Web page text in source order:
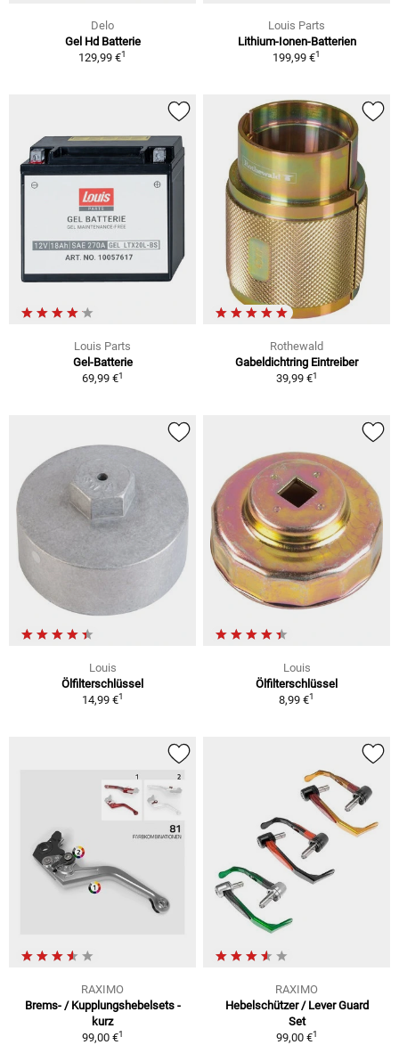
Delo
Gel Hd Batterie
129,99 €1
Louis Parts
Lithium-Ionen-Batterien
199,99 €1
Louis Parts
Gel-Batterie
69,99 €1
Rothewald
Gabeldichtring Eintreiber
39,99 €1
Louis
Ölfilterschlüssel
14,99 €1
Louis
Ölfilterschlüssel
8,99 €1
RAXIMO
Brems- / Kupplungshebelsets -
kurz
99,00 €1
RAXIMO
Hebelschützer / Lever Guard
Set
99,00 €1